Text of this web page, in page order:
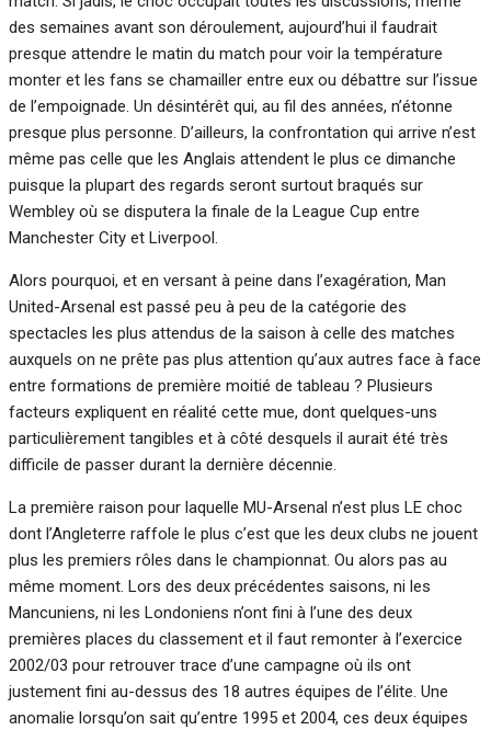
des semaines avant son déroulement, aujourd’hui il faudrait
presque attendre le matin du match pour voir la température
monter et les fans se chamailler entre eux ou débattre sur l’issue
de l’empoignade. Un désintérêt qui, au fil des années, n’étonne
presque plus personne. D’ailleurs, la confrontation qui arrive n’est
même pas celle que les Anglais attendent le plus ce dimanche
puisque la plupart des regards seront surtout braqués sur
Wembley où se disputera la finale de la League Cup entre
Manchester City et Liverpool.
Alors pourquoi, et en versant à peine dans l’exagération, Man
United-Arsenal est passé peu à peu de la catégorie des
spectacles les plus attendus de la saison à celle des matches
auxquels on ne prête pas plus attention qu’aux autres face à face
entre formations de première moitié de tableau ? Plusieurs
facteurs expliquent en réalité cette mue, dont quelques-uns
particulièrement tangibles et à côté desquels il aurait été très
difficile de passer durant la dernière décennie.
La première raison pour laquelle MU-Arsenal n’est plus LE choc
dont l’Angleterre raffole le plus c’est que les deux clubs ne jouent
plus les premiers rôles dans le championnat. Ou alors pas au
même moment. Lors des deux précédentes saisons, ni les
Mancuniens, ni les Londoniens n’ont fini à l’une des deux
premières places du classement et il faut remonter à l’exercice
2002/03 pour retrouver trace d’une campagne où ils ont
justement fini au-dessus des 18 autres équipes de l’élite. Une
anomalie lorsqu’on sait qu’entre 1995 et 2004, ces deux équipes